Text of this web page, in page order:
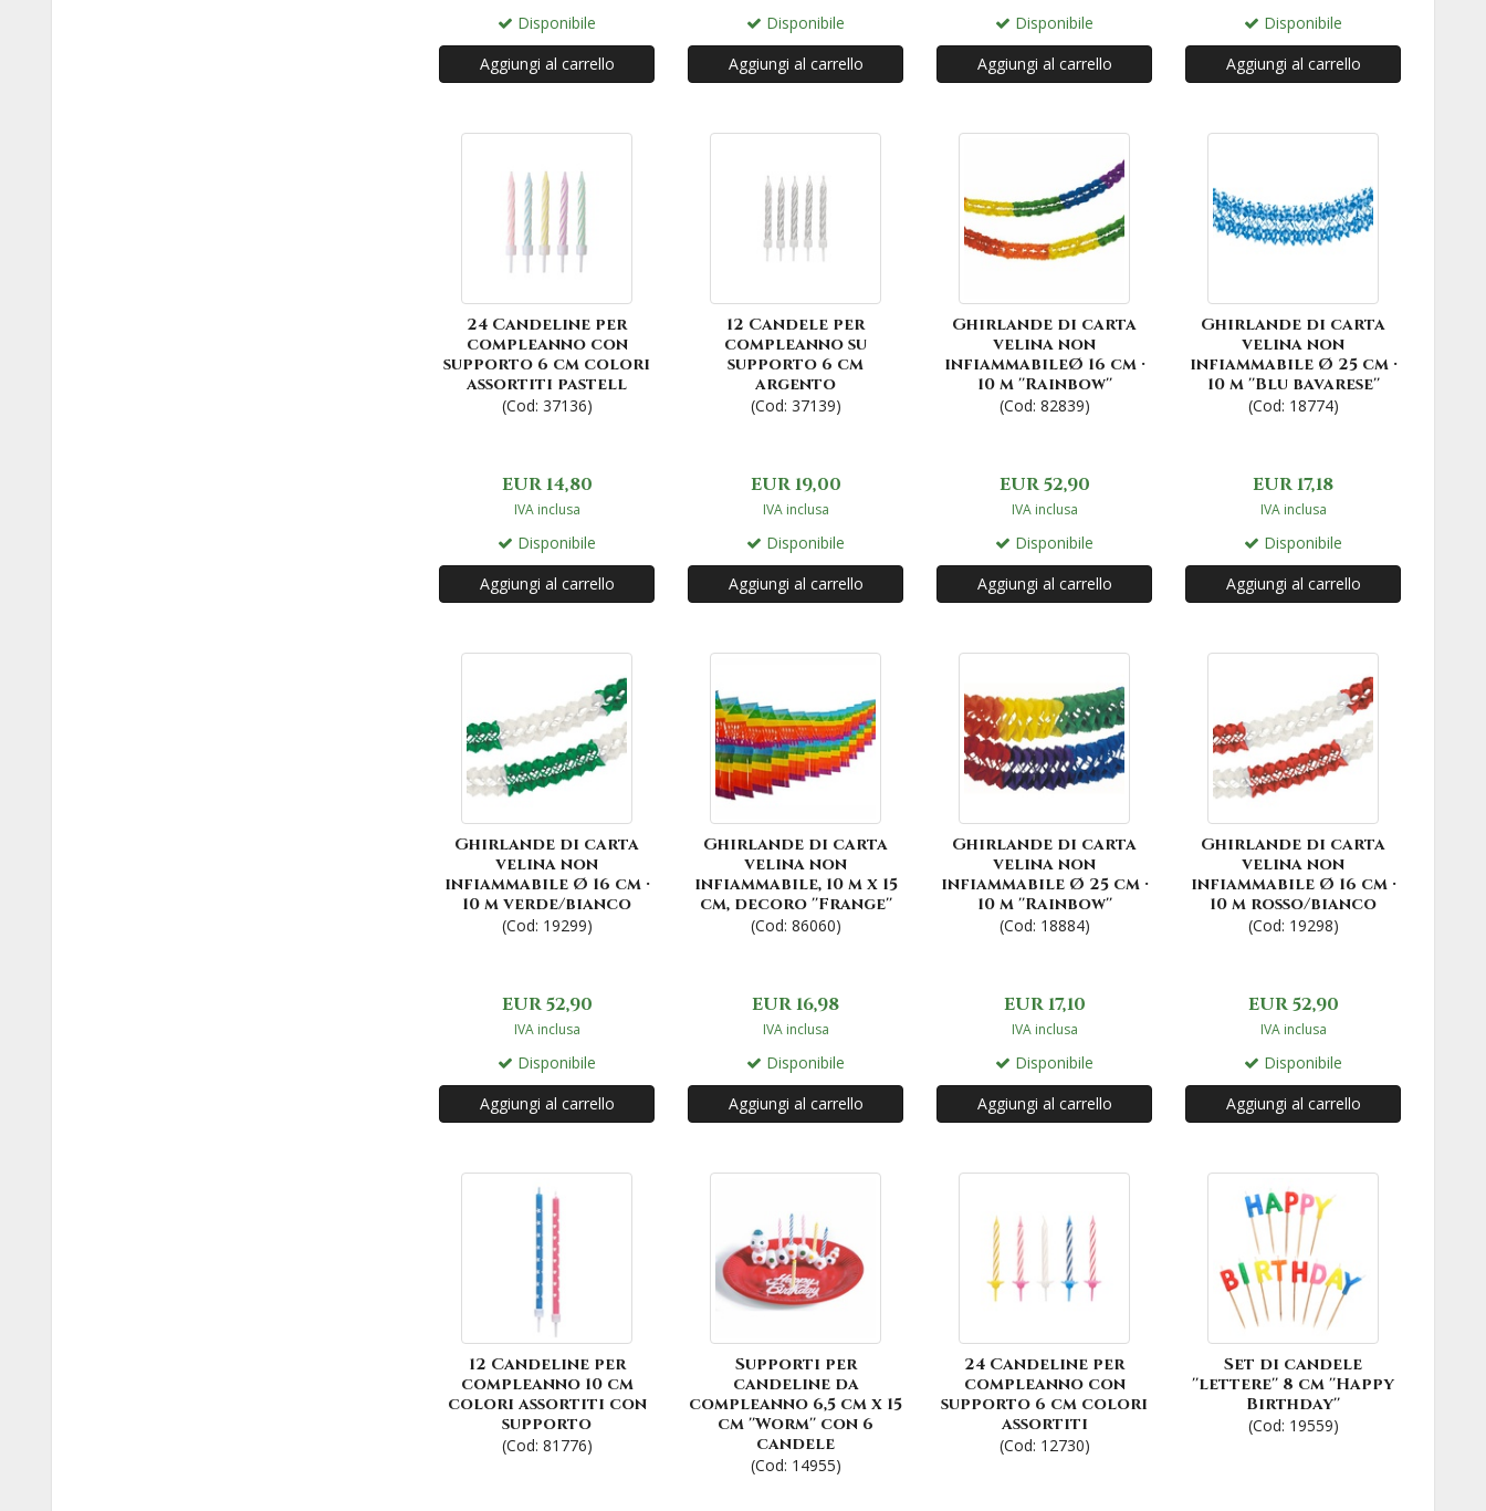
Disponibile
Aggiungi al carrello
Disponibile
Aggiungi al carrello
Disponibile
Aggiungi al carrello
Disponibile
Aggiungi al carrello
24 Candeline per
compleanno con
supporto 6 cm colori
assortiti pastell
(Cod: 37136)
EUR 14,80
IVA inclusa
Disponibile
Aggiungi al carrello
12 Candele per
compleanno su
supporto 6 cm
argento
(Cod: 37139)
EUR 19,00
IVA inclusa
Disponibile
Aggiungi al carrello
Ghirlande di carta
velina non
infiammabileØ 16 cm ·
10 m ''Rainbow''
(Cod: 82839)
EUR 52,90
IVA inclusa
Disponibile
Aggiungi al carrello
Ghirlande di carta
velina non
infiammabile Ø 25 cm ·
10 m ''Blu bavarese''
(Cod: 18774)
EUR 17,18
IVA inclusa
Disponibile
Aggiungi al carrello
Ghirlande di carta
velina non
infiammabile Ø 16 cm ·
10 m verde/bianco
(Cod: 19299)
EUR 52,90
IVA inclusa
Disponibile
Aggiungi al carrello
Ghirlande di carta
velina non
infiammabile, 10 m x 15
cm, decoro ''Frange''
(Cod: 86060)
EUR 16,98
IVA inclusa
Disponibile
Aggiungi al carrello
Ghirlande di carta
velina non
infiammabile Ø 25 cm ·
10 m ''Rainbow''
(Cod: 18884)
EUR 17,10
IVA inclusa
Disponibile
Aggiungi al carrello
Ghirlande di carta
velina non
infiammabile Ø 16 cm ·
10 m rosso/bianco
(Cod: 19298)
EUR 52,90
IVA inclusa
Disponibile
Aggiungi al carrello
12 Candeline per
compleanno 10 cm
colori assortiti con
supporto
(Cod: 81776)
Supporti per
candeline da
compleanno 6,5 cm x 15
cm ''Worm'' con 6
candele
(Cod: 14955)
24 Candeline per
compleanno con
supporto 6 cm colori
assortiti
(Cod: 12730)
Set di candele
''lettere'' 8 cm ''Happy
Birthday''
(Cod: 19559)